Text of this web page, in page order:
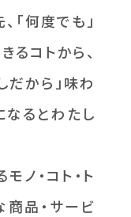
「何度でも」
るコトから、
だから」味わ
なるとわたし
ノ・コト・ト
品・サービ